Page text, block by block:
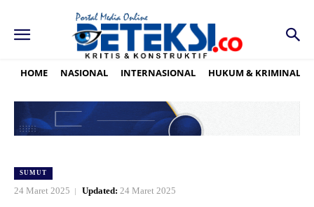
HOME NASIONAL INTERNASIONAL HUKUM & KRIMINAL
SUMUT
24 Maret 2025 Updated: 24 Maret 2025